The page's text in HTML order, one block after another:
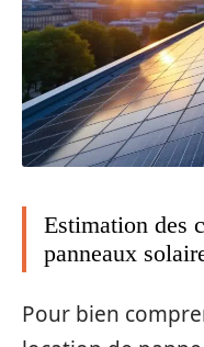
Estimation des
panneaux
Pour bien